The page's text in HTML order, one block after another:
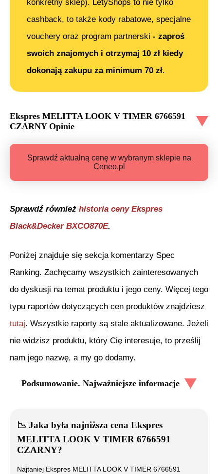
konkretny sklep). LetyShops to nie tylko
cashback, to także kody rabatowe, specjalne
vouchery oraz program partnerski - zaproś
swoich znajomych i otrzymaj 10 zł kiedy
dokonają zakupu za minimum 70 zł.
Ekspres MELITTA LOOK V TIMER 6766591
CZARNYOpinie
Sprawdź aktualną cenę w wybranym sklepie na
Ceneo.pl
Sprawdź również historia ceny Ekspres
Black&Decker BXCO870E.
Poniżej znajduje się sekcja komentarzy Spec
Ranking. Zachęcamy wszystkich zainteresowanych
do dyskusji na temat produktu i jego ceny. Więcej tego
typu raportów dotyczących cen produktów znajdziesz
tutaj. Wszystkie raporty są stale aktualizowane. Jeżeli
nie widzisz produktu, który Cię interesuje, to prześlij
nam jego nazwę, a my go dodamy.
Podsumowanie. Najważniejsze informacje
📉 Jaka była najniższa cena Ekspres
MELITTA LOOK V TIMER 6766591
CZARNY?
Najtaniej Ekspres MELITTA LOOK V TIMER 6766591